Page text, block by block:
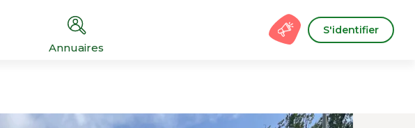
Annuaires
S'identifier